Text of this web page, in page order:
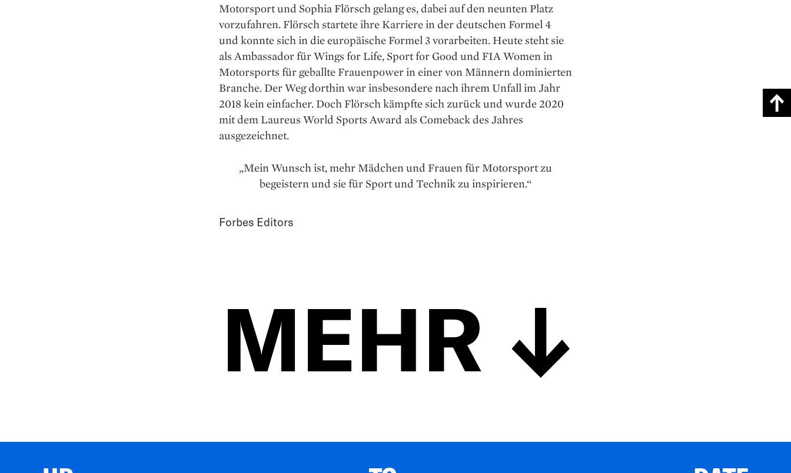
Motorsport und Sophia Flörsch gelang es, dabei auf den neunten Platz
vorzufahren. Flörsch startete ihre Karriere in der deutschen Formel 4
und konnte sich in die europäische Formel 3 vorarbeiten. Heute steht sie
als Ambassador für Wings for Life, Sport for Good und FIA Women in
Motorsports für geballte Frauenpower in einer von Männern dominierten
Branche. Der Weg dorthin war insbesondere nach ihrem Unfall im Jahr
2018 kein einfacher. Doch Flörsch kämpfte sich zurück und wurde 2020
mit dem Laureus World Sports Award als Comeback des Jahres
ausgezeichnet.
„Mein Wunsch ist, mehr Mädchen und Frauen für Motorsport zu
begeistern und sie für Sport und Technik zu inspirieren.“
Forbes Editors
MEHR